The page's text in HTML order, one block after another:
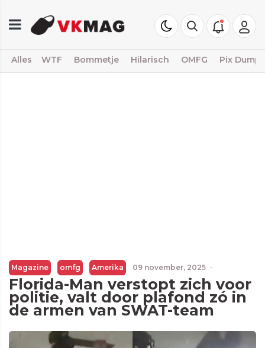
Alles WTF Bommetje Hilarisch OMFG Pix Dump
Magazine omfg Amerika 09 november, 2025 ·
Florida-Man verstopt zich voor
politie, valt door plafond zó in
de armen van SWAT-team